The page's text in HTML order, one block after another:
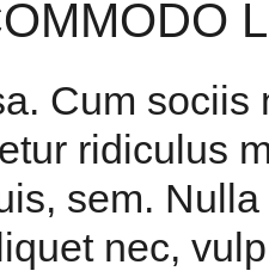
Cum
ridiculus
sem.
nec,